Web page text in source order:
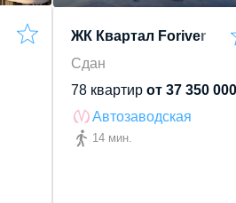
ЖК Квартал Foriver
Сдан
78 квартир от 37 350 000
Автозаводская
14 мин.